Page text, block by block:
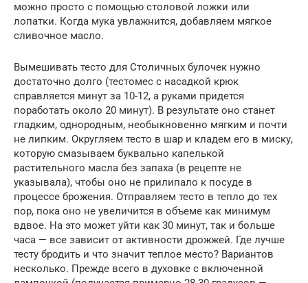
можно просто с помощью столовой ложки или
лопатки. Когда мука увлажнится, добавляем мягкое
сливочное масло.
Вымешивать тесто для Столичных булочек нужно
достаточно долго (тестомес с насадкой крюк
справляется минут за 10-12, а руками придется
поработать около 20 минут). В результате оно станет
гладким, однородным, необыкновенно мягким и почти
не липким. Округляем тесто в шар и кладем его в миску,
которую смазываем буквально капелькой
растительного масла без запаха (в рецепте не
указывала), чтобы оно не прилипало к посуде в
процессе брожения. Отправляем тесто в тепло до тех
пор, пока оно не увеличится в объеме как минимум
вдвое. На это может уйти как 30 минут, так и больше
часа — все зависит от активности дрожжей. Где лучше
тесту бродить и что значит теплое место? Вариантов
несколько. Прежде всего в духовке с включенной